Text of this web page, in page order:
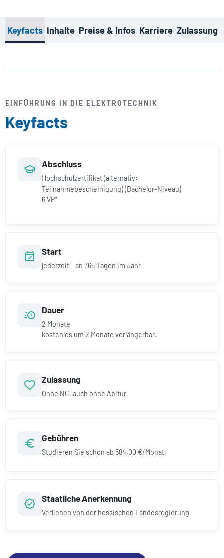
Keyfacts Inhalte Preise & Infos Karriere Zulassung
EINFÜHRUNG IN DIE ELEKTROTECHNIK
Keyfacts
Abschluss
Hochschulzertifikat (alternativ:
Teilnahmebescheinigung) (Bachelor-Niveau)
6 VP*
Start
jederzeit – an 365 Tagen im Jahr
Dauer
2 Monate
kostenlos um2 Monate verlängerbar.
Zulassung
Ohne NC, auch ohne Abitur
Gebühren
Studieren Sie schon ab 584,00 €/Monat.
Staatliche Anerkennung
Verliehen von der hessischen Landesregierung